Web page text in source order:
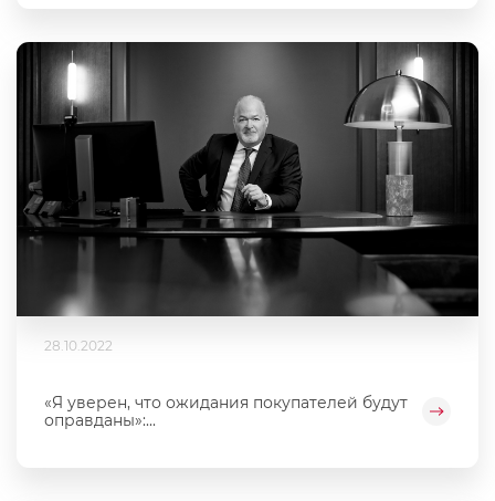
28.10.2022
«Я уверен, что ожидания покупателей будут
оправданы»:...